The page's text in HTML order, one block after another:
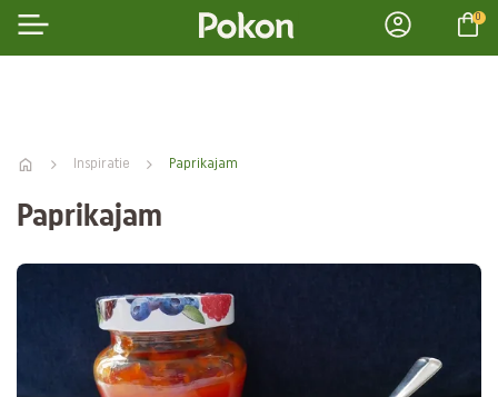
0
Inspiratie Paprikajam
Paprikajam